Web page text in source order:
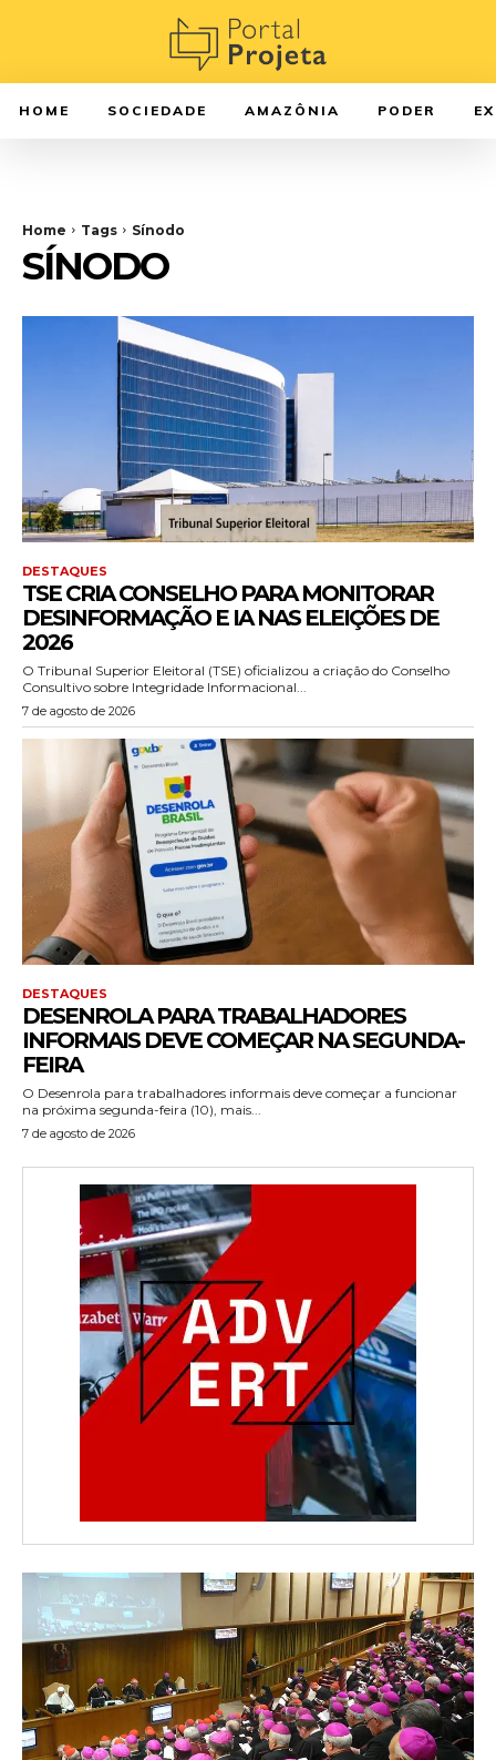
HOME SOCIEDADE AMAZÔNIA PODER
Home Tags Sínodo
SÍNODO
DESTAQUES
TSE CRIA CONSELHO PARA MONITORAR
DESINFORMAÇÃO E IA NAS ELEIÇÕES DE
2026
O Tribunal Superior Eleitoral (TSE) oficializou a criação do Conselho
Consultivo sobre Integridade Informacional...
7 de agosto de 2026
DESTAQUES
DESENROLA PARA TRABALHADORES
INFORMAIS DEVE COMEÇAR NA SEGUNDA-
FEIRA
O Desenrola para trabalhadores informais deve começar a funcionar
na próxima segunda-feira (10), mais...
7 de agosto de 2026